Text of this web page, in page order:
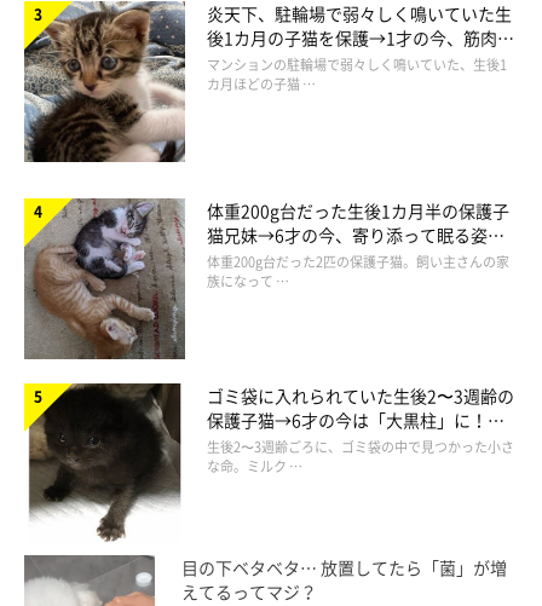
炎天下、駐輪場で弱々しく鳴いていた生
後1カ月の子猫を保護→1才の今、筋肉質
でツンデレなコに成長
マンションの駐輪場で弱々しく鳴いていた、生後1
カ月ほどの子猫 …
体重200g台だった生後1カ月半の保護子
猫兄妹→6才の今、寄り添って眠る姿に
ほっこり！
体重200g台だった2匹の保護子猫。飼い主さんの家
族になって …
ゴミ袋に入れられていた生後2〜3週齢の
保護子猫→6才の今は「大黒柱」に！
美しい黒猫に成長した姿にグッとくる
生後2〜3週齢ごろに、ゴミ袋の中で見つかった小さ
な命。ミルク …
目の下ベタベタ… 放置してたら「菌」が増
えてるってマジ？